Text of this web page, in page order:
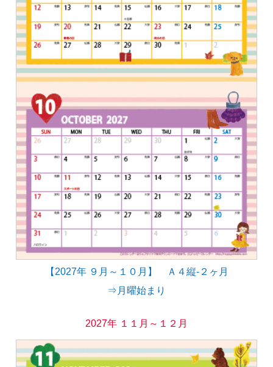
【2027年 ９月～１０月】 Ａ４縦-２ヶ月
⇒月曜始まり
2027年 １１月～１２月